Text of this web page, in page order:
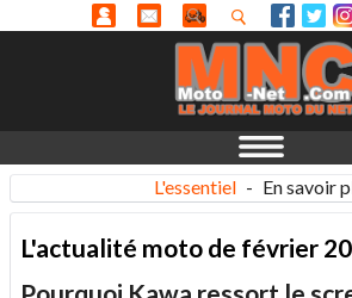
L'essentiel - En savoir
L'actualité moto de février